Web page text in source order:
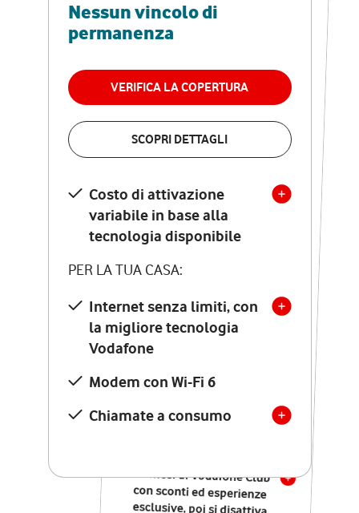
Nessun vincolo di
permanenza
VERIFICA LA COPERTURA
SCOPRI DETTAGLI
Costo di attivazione
variabile in base alla
tecnologia disponibile
PER LA TUA CASA:
Internet senza limiti, con
la migliore tecnologia
Vodafone
Modem con Wi-Fi 6
Chiamate a consumo
RETE FISSA + VODAFONE CLUB
29,95€
permanenza
VERIFICA LA COPERTURA
Costo di attivazione
variabile in base alla
tecnologia disponibile
PER LA TUA CASA:
Internet senza limiti, con
la migliore tecnologia
Vodafone
Modem Seven con Wi-Fi 7
Chiamate illimitate verso
numeri fissi e mobili
nazionali
12 mesi di Vodafone Club
con sconti ed esperienze
esclusive, poi si disattiva